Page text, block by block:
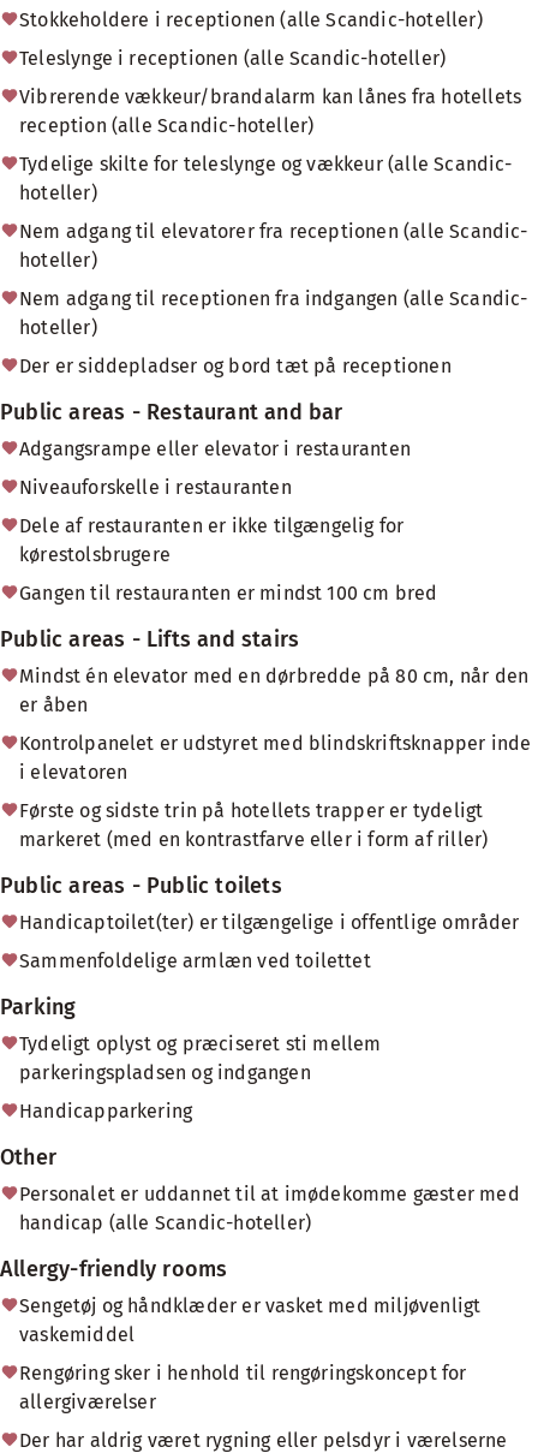
Stokkeholdere i receptionen (alle Scandic-hoteller)
Teleslynge i receptionen (alle Scandic-hoteller)
Vibrerende vækkeur/brandalarm kan lånes fra hotellets
reception (alle Scandic-hoteller)
Tydelige skilte for teleslynge og vækkeur (alle Scandic-
hoteller)
Nem adgang til elevatorer fra receptionen (alle Scandic-
hoteller)
Nem adgang til receptionen fra indgangen (alle Scandic-
hoteller)
Der er siddepladser og bord tæt på receptionen
Public areas - Restaurant and bar
Adgangsrampe eller elevator i restauranten
Niveauforskelle i restauranten
Dele af restauranten er ikke tilgængelig for
kørestolsbrugere
Gangen til restauranten er mindst 100 cm bred
Public areas - Lifts and stairs
Mindst én elevator med en dørbredde på 80 cm, når den
er åben
Kontrolpanelet er udstyret med blindskriftsknapper inde
i elevatoren
Første og sidste trin på hotellets trapper er tydeligt
markeret (med en kontrastfarve eller i form af riller)
Public areas - Public toilets
Handicaptoilet(ter) er tilgængelige i offentlige områder
Sammenfoldelige armlæn ved toilettet
Parking
Tydeligt oplyst og præciseret sti mellem
parkeringspladsen og indgangen
Handicapparkering
Other
Personalet er uddannet til at imødekomme gæster med
handicap (alle Scandic-hoteller)
Allergy-friendly rooms
Sengetøj og håndklæder er vasket med miljøvenligt
vaskemiddel
Rengøring sker i henhold til rengøringskoncept for
allergiværelser
Der har aldrig været rygning eller pelsdyr i værelserne